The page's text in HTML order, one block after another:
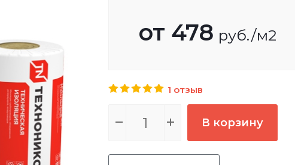
от 478 руб./м2
1 отзыв
В корзину